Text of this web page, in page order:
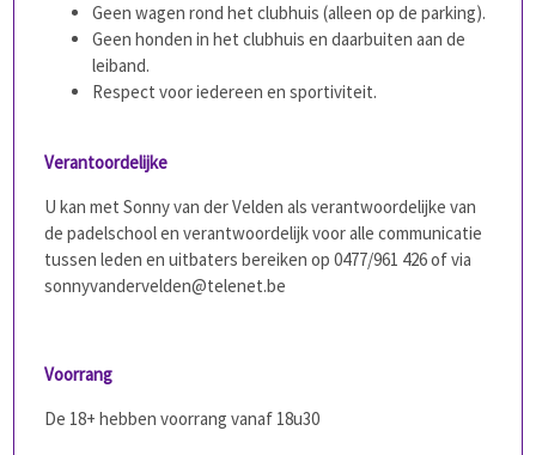
Geen wagen rond het clubhuis (alleen op de parking).
Geen honden in het clubhuis en daarbuiten aan de
leiband.
Respect voor iedereen en sportiviteit.
Verantoordelijke
U kan met Sonny van der Velden als verantwoordelijke van
de padelschool en verantwoordelijk voor alle communicatie
tussen leden en uitbaters bereiken op 0477/961 426 of via
sonnyvandervelden@telenet.be
Voorrang
De 18+ hebben voorrang vanaf 18u30